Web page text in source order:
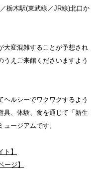
栃木駅(東武線／JR線)北口か
大変混雑することが予想され
うえご来館くださいますよう
ヘルシーでワクワクするよう
具、体験、食を通じて「新生
ージアムです。
】
ージ】